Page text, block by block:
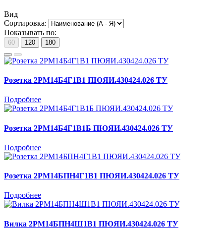
Вид
Сортировка:
Показывать по:
60 120 180
Розетка 2РМ14Б4Г1В1 ПЮЯИ.430424.026 ТУ
Подробнее
Розетка 2РМ14Б4Г1В1Б ПЮЯИ.430424.026 ТУ
Подробнее
Розетка 2РМ14БПН4Г1В1 ПЮЯИ.430424.026 ТУ
Подробнее
Вилка 2РМ14БПН4Ш1В1 ПЮЯИ.430424.026 ТУ